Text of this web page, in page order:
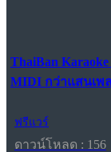
ThaiBan
MIDI กว่าแสนเพ
ฟรีแวร์
ดาวน์โหลด : 156